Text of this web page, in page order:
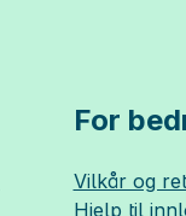
For
Vilkår og
Hjelp til